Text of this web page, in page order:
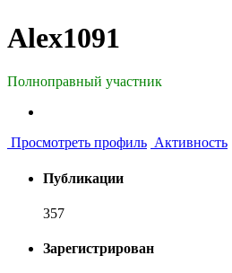
Alex1091
Полноправный участник
Просмотреть профиль Активность
Публикации
357
Зарегистрирован